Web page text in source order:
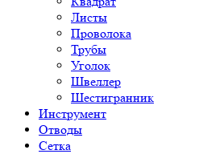
Листы
Проволока
Трубы
Уголок
Швеллер
Шестигранник
Инструмент
Отводы
Сетка